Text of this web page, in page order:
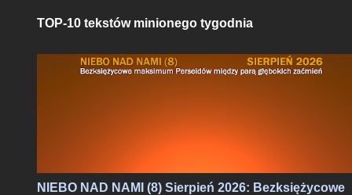
TOP-10 tekstów minionego tygodnia
NIEBO NAD NAMI (8) Sierpień 2026: Bezksiężycowe